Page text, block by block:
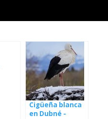
Cigüeña blanca
en Dubné -